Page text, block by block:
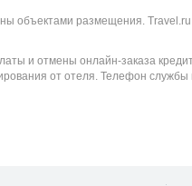
объектами размещения.
и отмены онлайн-заказа
от отеля. Телефон службы